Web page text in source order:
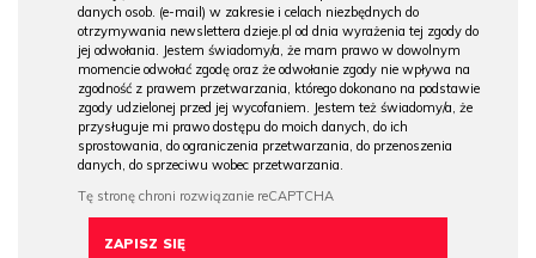
danych osob. (e-mail) w zakresie i celach niezbędnych do
otrzymywania newslettera dzieje.pl od dnia wyrażenia tej zgody do
jej odwołania. Jestem świadomy/a, że mam prawo w dowolnym
momencie odwołać zgodę oraz że odwołanie zgody nie wpływa na
zgodność z prawem przetwarzania, którego dokonano na podstawie
zgody udzielonej przed jej wycofaniem. Jestem też świadomy/a, że
przysługuje mi prawo dostępu do moich danych, do ich
sprostowania, do ograniczenia przetwarzania, do przenoszenia
danych, do sprzeciwu wobec przetwarzania.